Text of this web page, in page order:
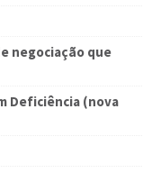
negociação que
Deficiência (nova